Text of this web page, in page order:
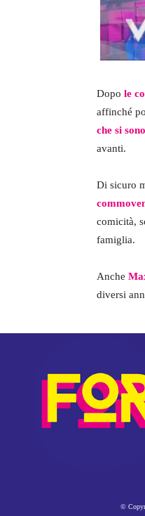
Dopo le
affinché
che si
avanti.
Di sicuro
comicità,
famiglia.
Anche
diversi
©